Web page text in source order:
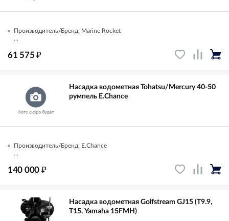
Производитель/Бренд: Marine Rocket
...
61 575 ₽
Насадка водометная Tohatsu/Mercury 40-50
румпель E.Chance
Производитель/Бренд: E.Chance
...
140 000 ₽
Насадка водометная Golfstream GJ15 (Т9.9,
Т15, Yamaha 15FMH)